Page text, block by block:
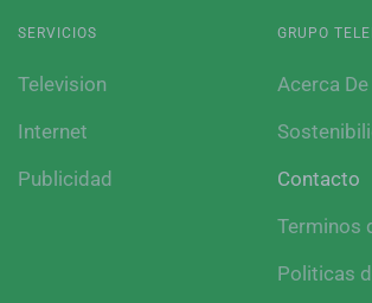
SERVICIOS
Television
Internet
Publicidad
GRUPO
Acerca De
Contacto
Terminos
Politicas